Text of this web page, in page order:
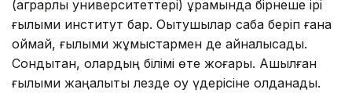
(аграрлық университеттері) құрамында бірнеше ірі
ғылыми институт бар. Оқытушылар сабақ беріп ғана
қоймай, ғылыми жұмыстармен де айналысады.
Сондықтан, олардың білімі өте жоғары. Ашылған
ғылыми жаңалықты лезде оқу үдерісіне қолданады.